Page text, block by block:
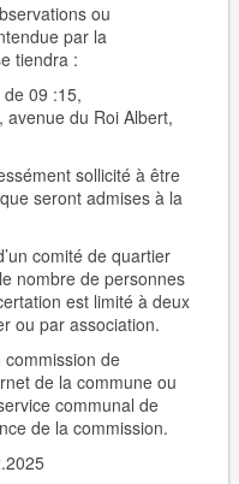
ou
par la
tiendra :
09 :15,
avenue du Roi Albert,
sollicité à être
seront admises à la
comité de quartier
nombre de personnes
est limité à deux
ou par association.
commission de
de la commune ou
communal de
de la commission.